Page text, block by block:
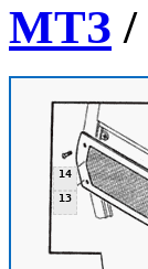
МТЗ /
13
14